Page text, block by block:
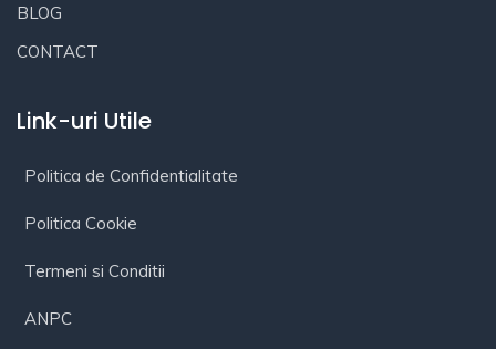
BLOG
CONTACT
Link-uri Utile
Politica de Confidentialitate
Politica Cookie
Termeni si Conditii
ANPC